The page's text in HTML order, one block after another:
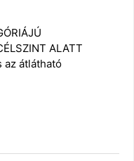
ALATT
az átlátható